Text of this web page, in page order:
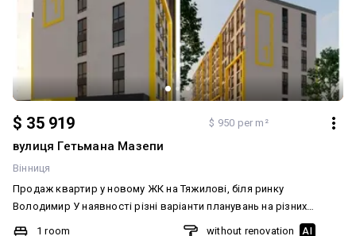
$ 35 919 $ 950 per m²
вулиця Гетьмана Мазепи
Вінниця
Продаж квартир у новому ЖК на Тяжилові, біля ринку
Володимир У наявності різні варіанти планувань на різних
поверхах. Можлива повна оплата або розтермінування до 2
1 room
without renovation AI